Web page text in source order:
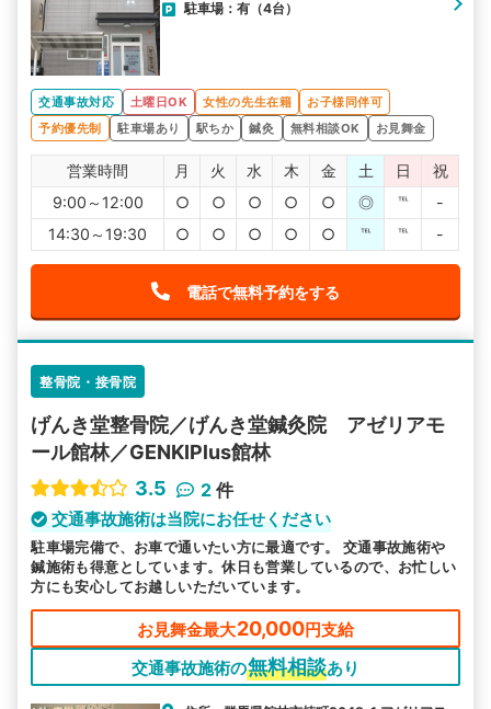
駐車場：有（4台）
交通事故対応 土曜日OK 女性の先生在籍
お子様同伴可
予約優先制
駐車場あり 駅ちか 鍼灸 無料相談OK お見舞金
営業時間 月 火 水 木 金 土 日
祝
9:00～12:00
○ ○ ○ ○ ○ ◎ ℡
-
14:30～19:30
○ ○ ○ ○ ○ ℡ ℡ -
電話で無料予約をする
整骨院・接骨院
げんき堂整骨院／げんき堂鍼灸院 アゼリアモ
ール館林／GENKIPlus館林
3.5
2 件
交通事故施術は当院にお任せください
駐車場完備で、お車で通いたい方に最適です。 交通事故施術や
鍼施術も得意としています。休日も営業しているので、お忙しい
方にも安心してお越しいただいています。
お見舞金最大20,000円支給
交通事故施術の無料相談あり